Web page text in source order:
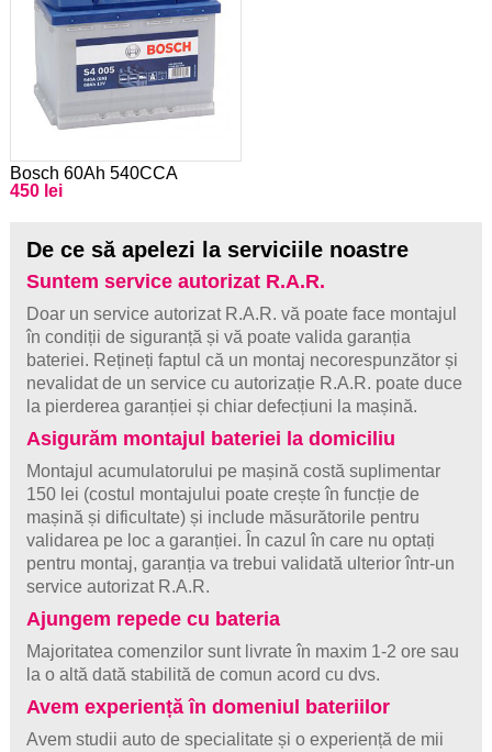
Bosch 60Ah 540CCA
450 lei
De ce să apelezi la serviciile noastre
Suntem service autorizat R.A.R.
Doar un service autorizat R.A.R. vă poate face montajul
în condiții de siguranță și vă poate valida garanția
bateriei. Rețineți faptul că un montaj necorespunzător și
nevalidat de un service cu autorizație R.A.R. poate duce
la pierderea garanției și chiar defecțiuni la mașină.
Asigurăm montajul bateriei la domiciliu
Montajul acumulatorului pe mașină costă suplimentar
150 lei (costul montajului poate crește în funcție de
mașină și dificultate) și include măsurătorile pentru
validarea pe loc a garanției. În cazul în care nu optați
pentru montaj, garanția va trebui validată ulterior într-un
service autorizat R.A.R.
Ajungem repede cu bateria
Majoritatea comenzilor sunt livrate în maxim 1-2 ore sau
la o altă dată stabilită de comun acord cu dvs.
Avem experiență în domeniul bateriilor
Avem studii auto de specialitate și o experiență de mii